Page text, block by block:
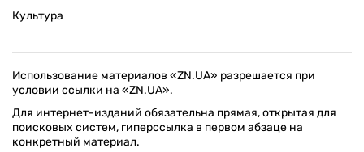
Культура
Использование материалов «ZN.UA» разрешается при
условии ссылки на «ZN.UA».
Для интернет-изданий обязательна прямая, открытая для
поисковых систем, гиперссылка в первом абзаце на
конкретный материал.